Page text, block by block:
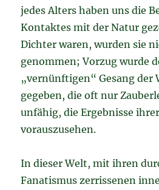
jedes Alters haben uns die
Kontaktes mit der Natur
Dichter waren, wurden sie
genommen; Vorzug wurde
„vernünftigen“ Gesang der
gegeben, die oft nur
unfähig, die Ergebnisse
vorauszusehen.
In dieser Welt, mit ihren
Fanatismus zerrissenen